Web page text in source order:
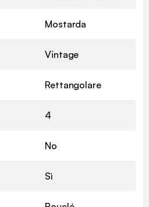
Mostarda
Vintage
Rettangolare
4
No
Sì